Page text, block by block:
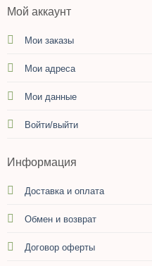
Мой аккаунт
Мои заказы
Мои адреса
Мои данные
Войти/выйти
Информация
Доставка и оплата
Обмен и возврат
Договор оферты